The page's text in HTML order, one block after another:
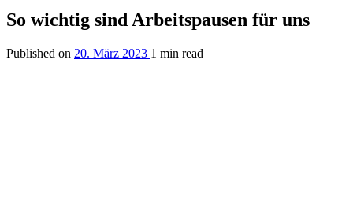
So wichtig sind Arbeitspausen für uns
Published on 20. März 2023 1 min read